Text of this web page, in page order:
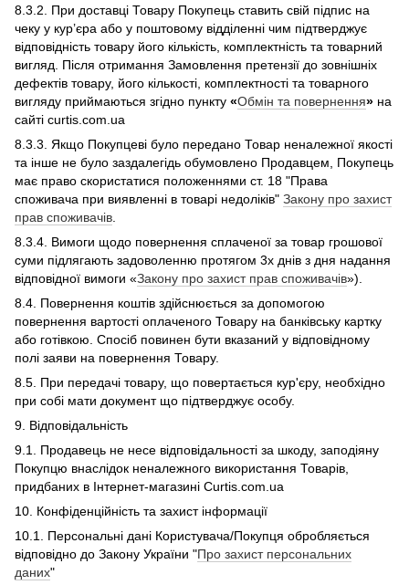
8.3.2. При доставці Товару Покупець ставить свій підпис на
чеку у кур’єра або у поштовому відділенні чим підтверджує
відповідність товару його кількість, комплектність та товарний
вигляд. Після отримання Замовлення претензії до зовнішніх
дефектів товару, його кількості, комплектності та товарного
вигляду приймаються згідно пункту «Обмін та повернення» на
сайті curtis.com.ua
8.3.3. Якщо Покупцеві було передано Товар неналежної якості
та інше не було заздалегідь обумовлено Продавцем, Покупець
має право скористатися положеннями ст. 18 "Права
споживача при виявленні в товарі недоліків" Закону про захист
прав споживачів.
8.3.4. Вимоги щодо повернення сплаченої за товар грошової
суми підлягають задоволенню протягом 3х днів з дня надання
відповідної вимоги «Закону про захист прав споживачів»).
8.4. Повернення коштів здійснюється за допомогою
повернення вартості оплаченого Товару на банківську картку
або готівкою. Спосіб повинен бути вказаний у відповідному
полі заяви на повернення Товару.
8.5. При передачі товару, що повертається кур'єру, необхідно
при собі мати документ що підтверджує особу.
9. Відповідальність
9.1. Продавець не несе відповідальності за шкоду, заподіяну
Покупцю внаслідок неналежного використання Товарів,
придбаних в Інтернет-магазині Curtis.com.ua
10. Конфіденційність та захист інформації
10.1. Персональні дані Користувача/Покупця обробляється
відповідно до Закону України "Про захист персональних
даних"